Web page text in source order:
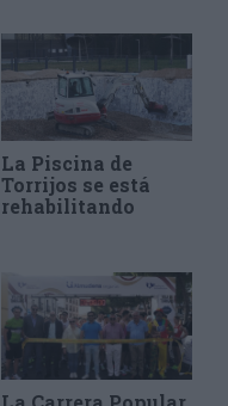
La Piscina de
Torrijos se está
rehabilitando